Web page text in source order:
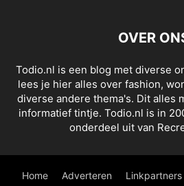
OVER
Todio.nl is een blog met diverse
lees je hier alles over fashion,
diverse andere thema's. Dit alles
informatief tintje. Todio.nl is in
onderdeel uit van
Home Adverteren Linkpartners